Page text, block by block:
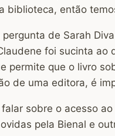
biblioteca, então
de Sarah
foi sucinta
permite que o livro
de uma editora, é
sobre o acesso
pela Bienal e